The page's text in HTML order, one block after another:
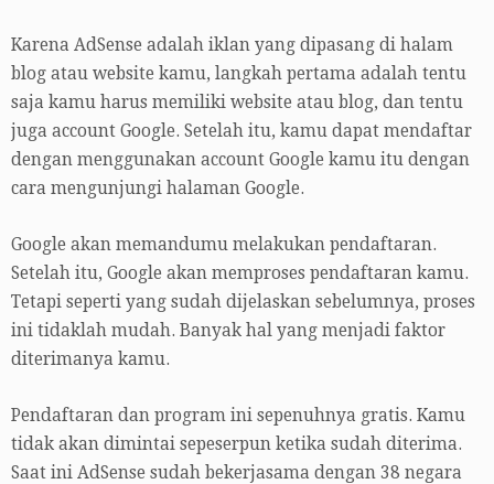
Karena AdSense adalah iklan yang dipasang di halam
blog atau website kamu, langkah pertama adalah tentu
saja kamu harus memiliki website atau blog, dan tentu
juga account Google. Setelah itu, kamu dapat mendaftar
dengan menggunakan account Google kamu itu dengan
cara mengunjungi halaman Google.
Google akan memandumu melakukan pendaftaran.
Setelah itu, Google akan memproses pendaftaran kamu.
Tetapi seperti yang sudah dijelaskan sebelumnya, proses
ini tidaklah mudah. Banyak hal yang menjadi faktor
diterimanya kamu.
Pendaftaran dan program ini sepenuhnya gratis. Kamu
tidak akan dimintai sepeserpun ketika sudah diterima.
Saat ini AdSense sudah bekerjasama dengan 38 negara